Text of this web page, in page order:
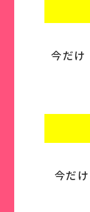
今だけ
今だけ